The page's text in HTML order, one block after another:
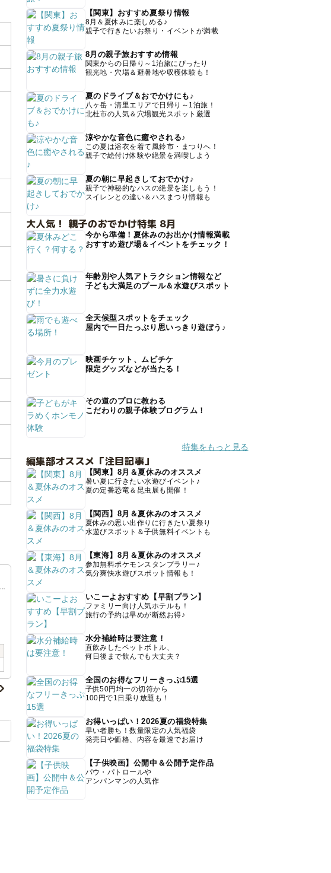
【関東】おすすめ夏祭り情報
8月＆夏休みに楽しめる♪
親子で行きたいお祭り・イベントが満載
8月の親子旅おすすめ情報
関東からの日帰り～1泊旅にぴったり
観光地・穴場＆避暑地や収穫体験も！
夏のドライブ＆おでかけにも♪
八ヶ岳・清里エリアで日帰り～1泊旅！
北杜市の人気＆穴場観光スポット厳選
涼やかな音色に癒やされる♪
この夏は浴衣を着て風鈴市・まつりへ！
親子で絵付け体験や絶景を満喫しよう
夏の朝に早起きしておでかけ♪
親子で神秘的なハスの絶景を楽しもう！
スイレンとの違い＆ハスまつり情報も
大人気！ 親子のおでかけ特集 8月
今から準備！夏休みのお出かけ情報満載
おすすめ遊び場＆イベントをチェック！
年齢別や人気アトラクション情報など
子ども大満足のプール＆水遊びスポット
全天候型スポットをチェック
屋内で一日たっぷり思いっきり遊ぼう♪
映画チケット、ムビチケ
限定グッズなどが当たる！
その道のプロに教わる
こだわりの親子体験プログラム！
特集をもっと見る
編集部オススメ「注目記事」
【関東】8月＆夏休みのオススメ
暑い夏に行きたい水遊びイベント♪
夏の定番恐竜＆昆虫展も開催！
【関西】8月＆夏休みのオススメ
夏休みの思い出作りに行きたい夏祭り
水遊びスポット＆子供無料イベントも
【東海】8月＆夏休みのオススメ
参加無料ポケモンスタンプラリー♪
気分爽快水遊びスポット情報も！
いこーよおすすめ【早割プラン】
ファミリー向け人気ホテルも！
旅行の予約は早めが断然お得♪
水分補給時は要注意！
直飲みしたペットボトル、
何日後まで飲んでも大丈夫？
全国のお得なフリーきっぷ15選
子供50円均一の切符から
100円で1日乗り放題も！
お得いっぱい！2026夏の福袋特集
早い者勝ち！数量限定の人気福袋
発売日や価格、内容を最速でお届け
【子供映画】公開中＆公開予定作品
パウ・パトロールや
アンパンマンの人気作